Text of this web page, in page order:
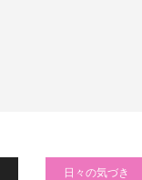
日々の気づき